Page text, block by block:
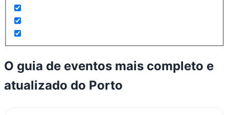
O guia de eventos mais completo e
atualizado do Porto